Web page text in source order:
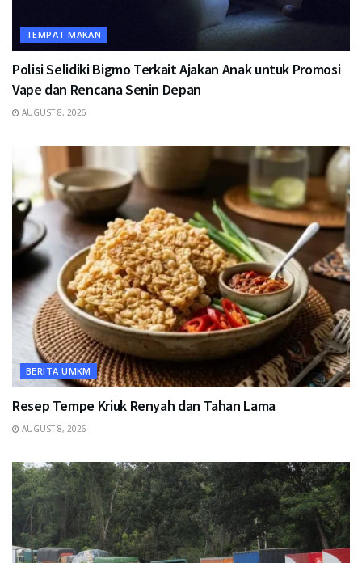
TEMPAT MAKAN
Polisi Selidiki Bigmo Terkait Ajakan Anak untuk Promosi
Vape dan Rencana Senin Depan
AUGUST 8, 2026
BERITA UMKM
Resep Tempe Kriuk Renyah dan Tahan Lama
AUGUST 8, 2026